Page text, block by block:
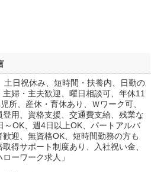
土日祝休み、短時間・扶養内、日勤の
婦・主夫歓迎、曜日相談可、年休11
所、産休・育休あり、Ｗワーク可、
用、資格支援、交通費支給、残業な
～OK、週4日以上OK、パートアルバ
迎、無資格OK、短時間勤務の方も
得サポート制度あり、入社祝い金、
ーワーク求人」